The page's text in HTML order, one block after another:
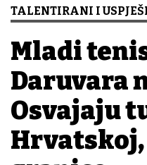
TALENTIRANI I
Mladi
Daruvara
Osvajaju